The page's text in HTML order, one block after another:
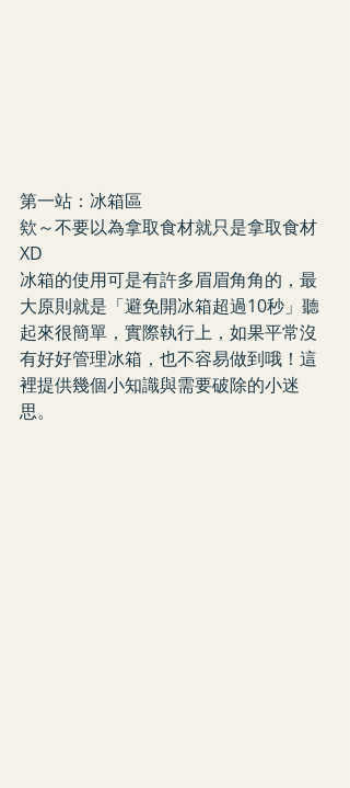
第一站：冰箱區
欸～不要以為拿取食材就只是拿取食材
XD
冰箱的使用可是有許多眉眉角角的，最
大原則就是「避免開冰箱超過10秒」聽
起來很簡單，實際執行上，如果平常沒
有好好管理冰箱，也不容易做到哦！這
裡提供幾個小知識與需要破除的小迷
思。